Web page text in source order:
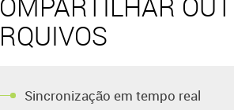
Sincronização em tempo real